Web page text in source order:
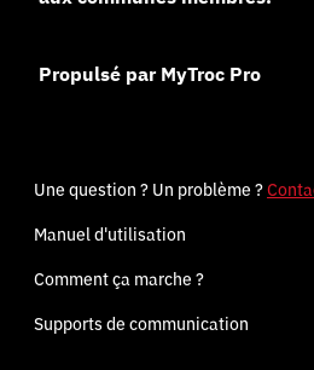
Propulsé par MyTroc Pro
Une question ? Un problème ?
Manuel d'utilisation
Comment ça marche ?
Supports de communication